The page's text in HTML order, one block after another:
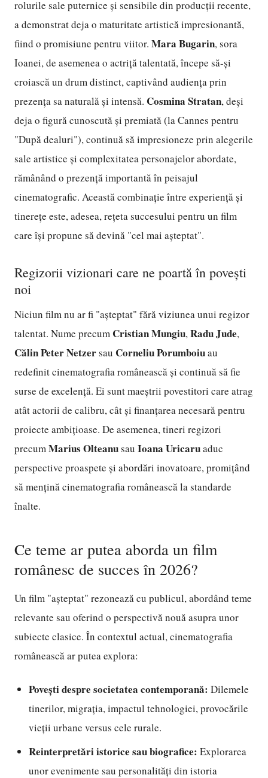
rolurile sale puternice și sensibile din producții recente,
a demonstrat deja o maturitate artistică impresionantă,
fiind o promisiune pentru viitor. Mara Bugarin, sora
Ioanei, de asemenea o actriță talentată, începe să-și
croiască un drum distinct, captivând audiența prin
prezența sa naturală și intensă. Cosmina Stratan, deși
deja o figură cunoscută și premiată (la Cannes pentru
"După dealuri"), continuă să impresioneze prin alegerile
sale artistice și complexitatea personajelor abordate,
rămânând o prezență importantă în peisajul
cinematografic. Această combinație între experiență și
tinerețe este, adesea, rețeta succesului pentru un film
care își propune să devină "cel mai așteptat".
Regizorii vizionari care ne poartă în povești
noi
Niciun film nu ar fi "așteptat" fără viziunea unui regizor
talentat. Nume precum Cristian Mungiu,Radu Jude,
Călin Peter Netzersau Corneliu Porumboiuau
redefinit cinematografia românească și continuă să fie
surse de excelență. Ei sunt maeștrii povestitori care atrag
atât actorii de calibru, cât și finanțarea necesară pentru
proiecte ambițioase. De asemenea, tineri regizori
precumMarius Olteanusau Ioana Uricaruaduc
perspective proaspete și abordări inovatoare, promițând
să mențină cinematografia românească la standarde
înalte.
Ce teme ar putea aborda un film
românesc de succes în 2026?
Un film "așteptat" rezonează cu publicul, abordând teme
relevante sau oferind o perspectivă nouă asupra unor
subiecte clasice. În contextul actual, cinematografia
românească ar putea explora:
Povești despre societatea contemporană: Dilemele
tinerilor, migrația, impactul tehnologiei, provocările
vieții urbane versus cele rurale.
Reinterpretări istorice sau biografice: Explorarea
unor evenimente sau personalități din istoria